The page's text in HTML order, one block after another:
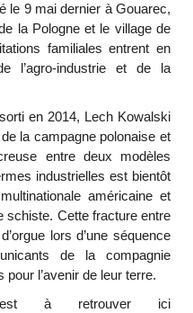
le 9 mai dernier à Gouarec,
la Pologne et le village de
familiales entrent en
l’agro-industrie et de la
en 2014, Lech Kowalski
la campagne polonaise et
entre deux modèles
industrielles est bientôt
américaine et
schiste. Cette fracture entre
lors d’une séquence
de la compagnie
l’avenir de leur terre.
à retrouver ici